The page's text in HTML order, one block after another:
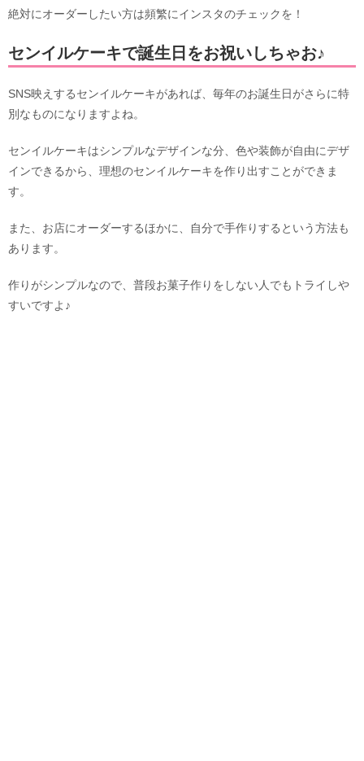
絶対にオーダーしたい方は頻繁にインスタのチェックを！
センイルケーキで誕生日をお祝いしちゃお♪
SNS映えするセンイルケーキがあれば、毎年のお誕生日がさらに特
別なものになりますよね。
センイルケーキはシンプルなデザインな分、色や装飾が自由にデザ
インできるから、理想のセンイルケーキを作り出すことができま
す。
また、お店にオーダーするほかに、自分で手作りするという方法も
あります。
作りがシンプルなので、普段お菓子作りをしない人でもトライしや
すいですよ♪